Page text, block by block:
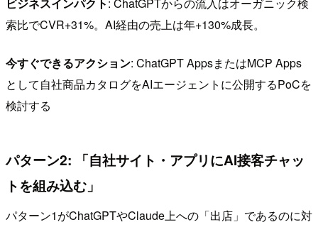
索比でCVR+31%。AI経由の売上は年+130%成長。
今すぐできるアクション: ChatGPT AppsまたはMCP Apps
として自社商品カタログをAIエージェントに公開するPoCを
検討する
パターン2: 「自社サイト・アプリにAI接客チャッ
トを組み込む」
パターン1がChatGPTやClaude上への「出店」であるのに対